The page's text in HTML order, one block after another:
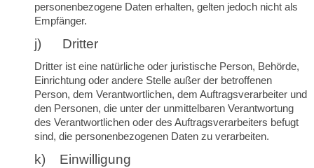
personenbezogene Daten erhalten, gelten jedoch nicht als
Empfänger.
j) Dritter
Dritter ist eine natürliche oder juristische Person, Behörde,
Einrichtung oder andere Stelle außer der betroffenen
Person, dem Verantwortlichen, dem Auftragsverarbeiter und
den Personen, die unter der unmittelbaren Verantwortung
des Verantwortlichen oder des Auftragsverarbeiters befugt
sind, die personenbezogenen Daten zu verarbeiten.
k) Einwilligung